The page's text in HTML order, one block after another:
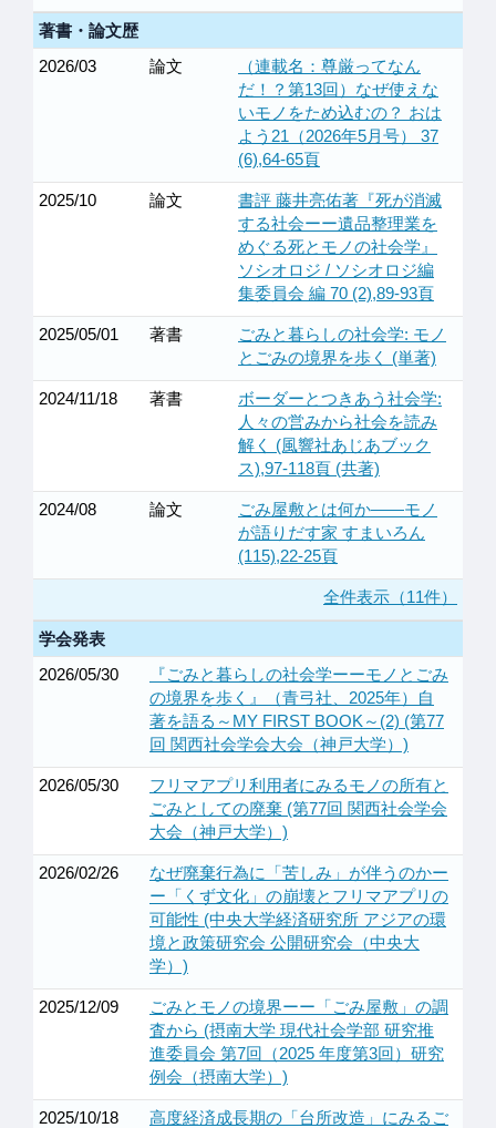
著書・論文歴
2026/03
論文
（連載名：尊厳ってなん
だ！？第13回）なぜ使えな
いモノをため込むの？ おは
よう21（2026年5月号） 37
(6),64-65頁
2025/10 論文
書評 藤井亮佑著『死が消滅
する社会ーー遺品整理業を
めぐる死とモノの社会学』
ソシオロジ / ソシオロジ編
集委員会 編 70 (2),89-93頁
2025/05/01 著書
ごみと暮らしの社会学: モノ
とごみの境界を歩く (単著)
2024/11/18 著書
ボーダーとつきあう社会学:
人々の営みから社会を読み
解く (風響社あじあブック
ス),97-118頁 (共著)
2024/08 論文
ごみ屋敷とは何か――モノ
が語りだす家 すまいろん
(115),22-25頁
全件表示（11件）
学会発表
2026/05/30
『ごみと暮らしの社会学ーーモノとごみ
の境界を歩く』（青弓社、2025年）自
著を語る～MY FIRST BOOK～(2) (第77
回 関西社会学会大会（神戸大学）)
2026/05/30
フリマアプリ利用者にみるモノの所有と
ごみとしての廃棄 (第77回 関西社会学会
大会（神戸大学）)
2026/02/26
なぜ廃棄行為に「苦しみ」が伴うのかー
ー「くず文化」の崩壊とフリマアプリの
可能性 (中央大学経済研究所 アジアの環
境と政策研究会 公開研究会（中央大
学）)
2025/12/09
ごみとモノの境界ーー「ごみ屋敷」の調
査から (摂南大学 現代社会学部 研究推
進委員会 第7回（2025 年度第3回）研究
例会（摂南大学）)
2025/10/18
高度経済成長期の「台所改造」にみるご